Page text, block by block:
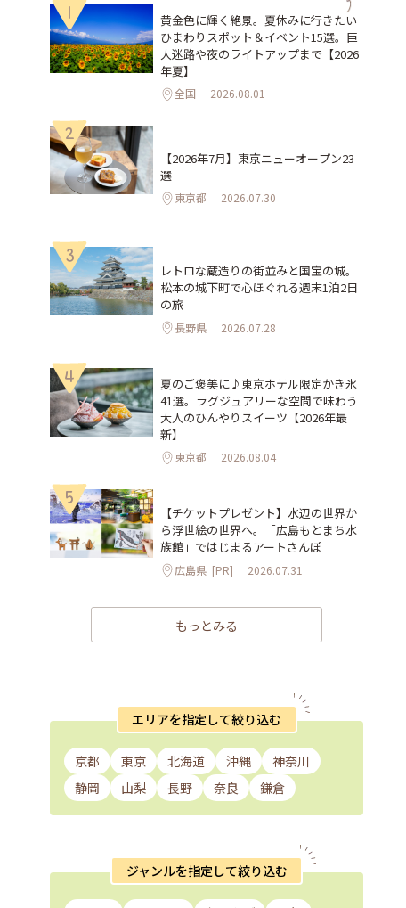
1
黄金色に輝く絶景。夏休みに行きたい
ひまわりスポット＆イベント15選。巨
大迷路や夜のライトアップまで【2026
年夏】
全国 2026.08.01
2
【2026年7月】東京ニューオープン23
選
東京都 2026.07.30
3
レトロな蔵造りの街並みと国宝の城。
松本の城下町で心ほぐれる週末1泊2日
の旅
長野県 2026.07.28
4
夏のご褒美に♪東京ホテル限定かき氷
41選。ラグジュアリーな空間で味わう
大人のひんやりスイーツ【2026年最
新】
東京都 2026.08.04
5
【チケットプレゼント】水辺の世界か
ら浮世絵の世界へ。「広島もとまち水
族館」ではじまるアートさんぽ
広島県 [PR] 2026.07.31
もっとみる
エリアを指定して絞り込む
京都 東京 北海道 沖縄
神奈川
静岡
山梨 長野 奈良 鎌倉
ジャンルを指定して絞り込む